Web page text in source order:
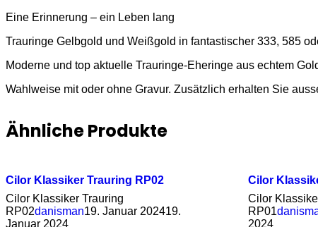
Eine Erinnerung – ein Leben lang
Trauringe Gelbgold und Weißgold in fantastischer 333, 585
Moderne und top aktuelle Trauringe-Eheringe aus echtem
Wahlweise mit oder ohne Gravur. Zusätzlich erhalten Sie
Ähnliche Produkte
Cilor Klassiker Trauring RP02
Cilor Klassiker Trauring
RP02danisman19. Januar 202419.
Januar 2024
Cilor
Cilor
RP01
2024